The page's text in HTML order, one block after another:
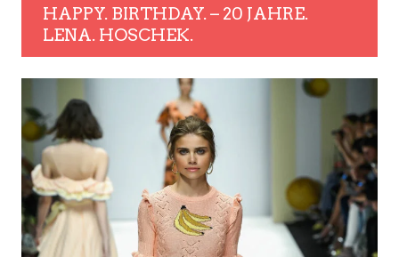
HAPPY. BIRTHDAY. – 20 JAHRE.
LENA. HOSCHEK.